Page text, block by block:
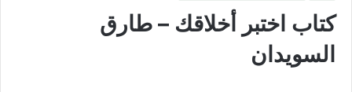
كتاب اختبر أخلاقك – طارق
السويدان